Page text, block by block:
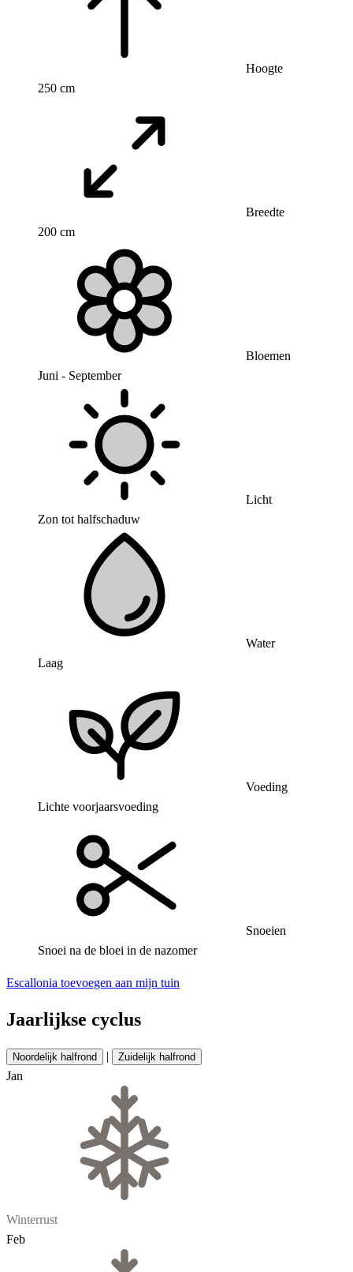
Hoogte
250 cm
Breedte
200 cm
Bloemen
Juni - September
Licht
Zon tot halfschaduw
Water
Laag
Voeding
Lichte voorjaarsvoeding
Snoeien
Snoei na de bloei in de nazomer
Escallonia toevoegen aan mijn tuin
Jaarlijkse cyclus
Noordelijk halfrond | Zuidelijk halfrond
Jan
Winterrust
Feb